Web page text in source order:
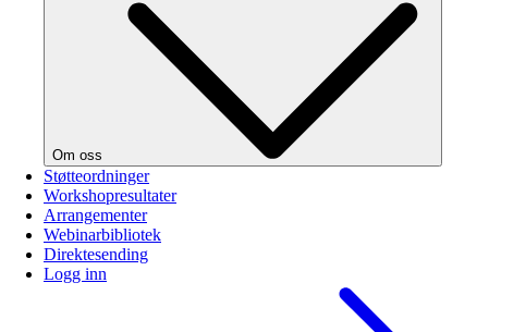
Om oss
Støtteordninger
Workshopresultater
Arrangementer
Webinarbibliotek
Direktesending
Logg inn